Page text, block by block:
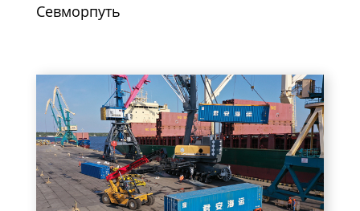
Севморпуть